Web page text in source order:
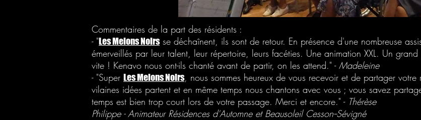
Commentaires de la part des résidents :
- "Les Melons Noirsse déchaînent, ils sont de retour. En présence d'une nombreuse
émerveillés par leur talent, leur répertoire, leurs facéties. Une animation XXL. Un
vite ! Kenavo nous ont-ils chanté avant de partir, on les attend." - Madeleine
- "Super Les Melons Noirs, nous sommes heureux de vous recevoir et de partager
vilaines idées partent et en même temps nous chantons avec vous ; vous savez
temps est bien trop court lors de votre passage. Merci et encore." - Thérèse
Philippe - Animateur Résidences d'Automne et Beausoleil Cesson--Sévigné